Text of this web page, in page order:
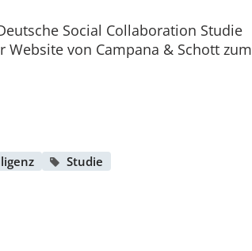
Social Collaboration Studie
Website von Campana & Schott zum
Studie